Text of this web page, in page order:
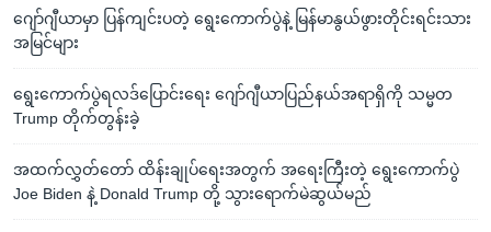
ဂျော်ဂျီယာမှာ ပြန်ကျင်းပတဲ့ ရွေးကောက်ပွဲနဲ့ မြန်မာနွယ်ဖွားတိုင်းရင်းသား
အမြင်များ
ရွေးကောက်ပွဲရလဒ်ပြောင်းရေး ဂျော်ဂျီယာပြည်နယ်အရာရှိကို သမ္မတ
Trump တိုက်တွန်းခဲ့
အထက်လွှတ်တော် ထိန်းချုပ်ရေးအတွက် အရေးကြီးတဲ့ ရွေးကောက်ပွဲ
Joe Biden နဲ့ Donald Trump တို့ သွားရောက်မဲဆွယ်မည်